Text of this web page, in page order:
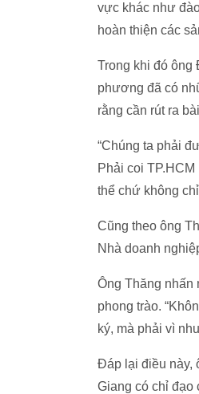
vực khác như
hoàn thiện các
Trong khi đó ông
phương đã có
rằng cần rút ra
“Chúng ta phải
Phải coi
thể chứ không
Cũng theo ông
Nhà doanh
Ông Thăng nhấn
phong trào.
ký, mà phải vì
Đáp lại điều này,
Giang có chỉ đạo